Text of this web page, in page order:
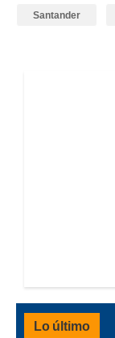
Santander
Lo último